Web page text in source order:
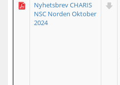
Nyhetsbrev CHARIS
NSC Norden Oktober
2024